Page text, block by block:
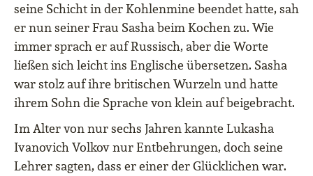
seine Schicht in der Kohlenmine beendet hatte, sah
er nun seiner Frau Sasha beim Kochen zu. Wie
immer sprach er auf Russisch, aber die Worte
ließen sich leicht ins Englische übersetzen. Sasha
war stolz auf ihre britischen Wurzeln und hatte
ihrem Sohn die Sprache von klein auf beigebracht.
Im Alter von nur sechs Jahren kannte Lukasha
Ivanovich Volkov nur Entbehrungen, doch seine
Lehrer sagten, dass er einer der Glücklichen war.